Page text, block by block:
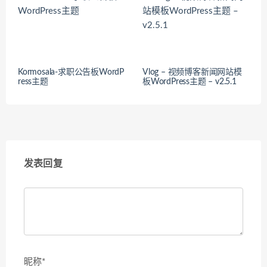
Kormosala-求职公告板WordP
ress主题
Vlog – 视频博客新闻网站模
板WordPress主题 – v2.5.1
发表回复
昵称*